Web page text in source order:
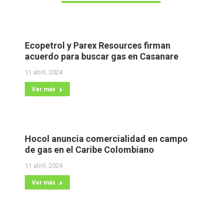
Ecopetrol y Parex Resources firman
acuerdo para buscar gas en Casanare
11 abril, 2024
Ver más
Hocol anuncia comercialidad en campo
de gas en el Caribe Colombiano
11 abril, 2024
Ver más